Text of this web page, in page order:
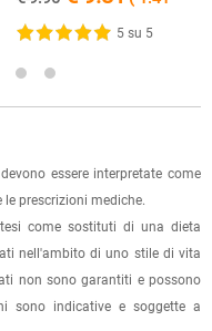
con una e-mail quando
lo stato di lavorazione
viae-mail.
5 su 5
essere interpretate come
prescrizioni mediche.
come sostituti di una dieta
nell'ambito di uno stile di vita
non sono garantiti e possono
sono indicative e soggette a